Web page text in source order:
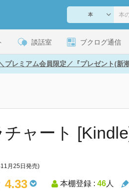
談話室 ブクログ通信
プレミアム会員限定／『プレゼント(新
ャート
月25日発売)
4.33 本棚登録 : 46人